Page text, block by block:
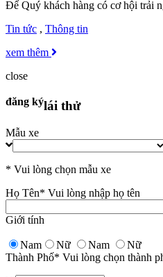
Để Quý khách hàng có cơ hội trải
Tin tức , Thông tin
xem thêm
close
đăng kýlái thử
Mẫu xe
* Vui lòng chọn mẫu xe
Họ Tên* Vui lòng nhập họ tên
Giới tính
Nam Nữ Nam
Nữ
Thành Phố* Vui lòng chọn thành